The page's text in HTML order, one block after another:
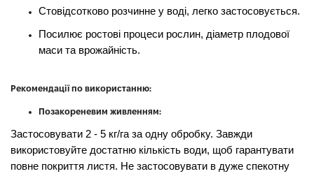
Стовідсотково розчинне у воді, легко застосовується.
Посилює ростові процеси рослин, діаметр плодової
маси та врожайність.
Рекомендації по використанню:
Позакореневим живленням:
Застосовувати 2 - 5 кг/га за одну обробку. Завжди
використовуйте достатню кількість води, щоб гарантувати
повне покриття листя. Не застосовувати в дуже спекотну